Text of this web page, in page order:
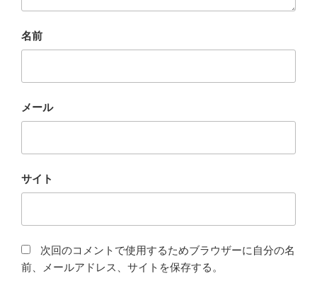
名前
メール
サイト
次回のコメントで使用するためブラウザーに自分の名
前、メールアドレス、サイトを保存する。